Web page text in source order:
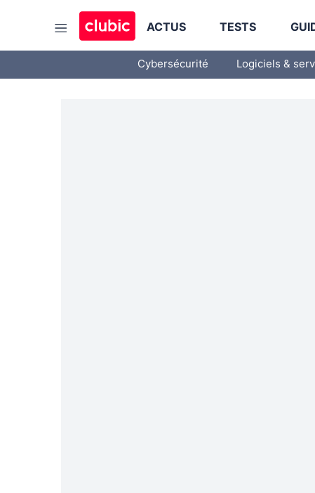
ACTUS TESTS
Cybersécurité Logiciels &